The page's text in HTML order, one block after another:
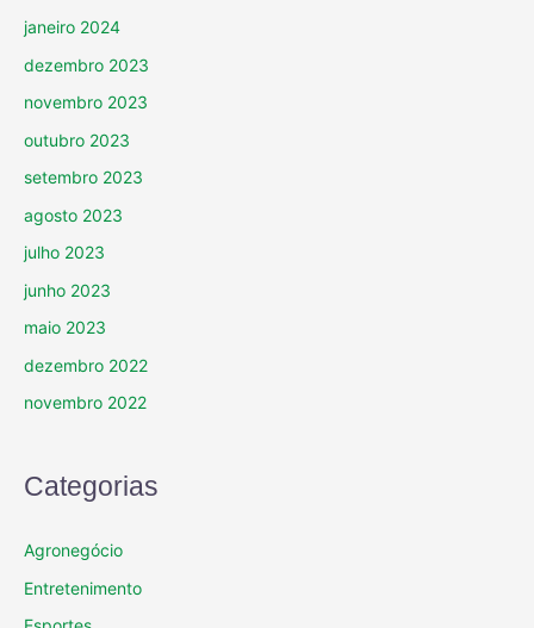
janeiro 2024
dezembro 2023
novembro 2023
outubro 2023
setembro 2023
agosto 2023
julho 2023
junho 2023
maio 2023
dezembro 2022
novembro 2022
Categorias
Agronegócio
Entretenimento